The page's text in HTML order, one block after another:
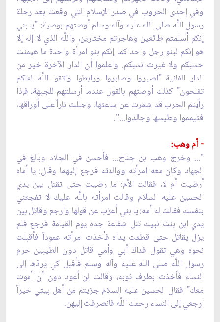
وفي إحدى الحروب في صدر الإسلام التي وقعت بعد رحلة
رسول اللَّه صلى الله عليه وآله وسلم أوصتهم بوصية: "يا بني
إنكم أسلمتم طائعين وهاجرتم مختارين، واللَّه الذي لا إله إلا
هو إنكم لبنو رجل واحد كما إنكم بنو امرأة واحدة ما هيمنت
حسبكم ولا غيرت نسبكم. واعلموا أن الدار الآخرة خير من
الدار الفانية "اصبروا وصابروا ورابطوا واتقوا اللَّه لعلكم
تفلحون" كذلك أوصتهم بالقول عندما أرسلتهم للجبهة، فإذا
رأيتم الحرب قد شمرت عن ساعتها، وجللت ناراً على أوراقها،
فتيمموا وطيسها وجالدوا...".
- أم وهب:
"... وخرج وهب بن جناح... فأحسن في الجلاد وبالغ في
الجهاد وكان معه امرأته ووالدته فرجع إليهما وقال: يا أماه
أرضيت أم لا، فقالت الأم: ما رضيت حتى تقتل بين يدي
الحسين عليه السلام وقالت امرأته باللَّه عليك لا تفجعني
بنفسك فقالت له أمه: يا بني أعزب عن قولها وارجع وقاتل بين
يدي ابن بنت نبيك تنل شفاعة جده يوم القيامة فرجع فلم
يزل يقاتل حتى قطعت يداه فأخذت امرأته عموداً فأقبلت
نحوه وهي تقول فداك أبي وأمي قاتل دون الطيبين حرم
رسول اللَّه صلى الله عليه وآله وسلم فأقبل كي يردّها إلى
النساء فأخذت بطرف ثوبه، وقالت لن أعود دون أن أموت
معك" فقال الحسين عليه السلام جزيتم من أهل بيتي خيراً
ارجعي إلى النساء رحمك اللَّه فانصرفت إليهن.